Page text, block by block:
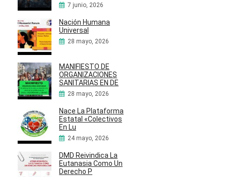
7 junio, 2026
Nación Humana
Universal
28 mayo, 2026
MANIFIESTO DE
ORGANIZACIONES
SANITARIAS EN DE
28 mayo, 2026
Nace La Plataforma
Estatal «Colectivos
En Lu
24 mayo, 2026
DMD Reivindica La
Eutanasia Como Un
Derecho P